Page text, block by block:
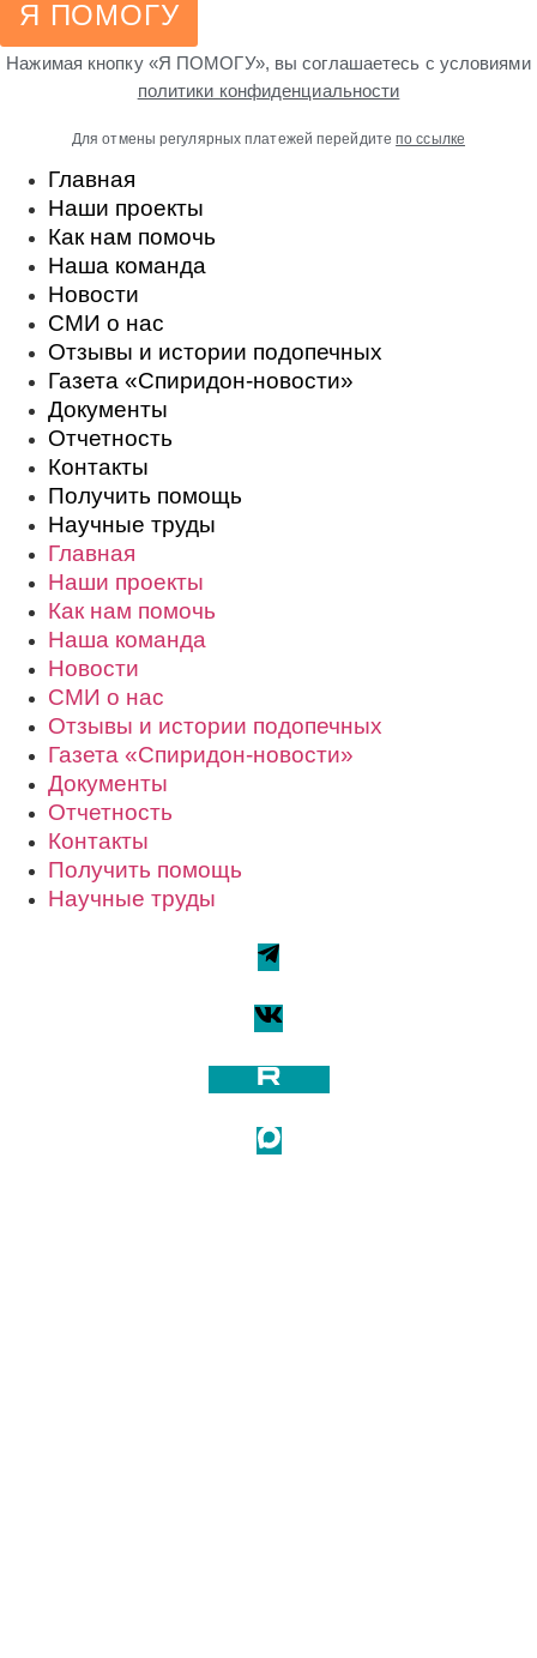
Я ПОМОГУ
Нажимая кнопку «Я ПОМОГУ», вы соглашаетесь с условиями
политики конфиденциальности
Для отмены регулярных платежей перейдитепо ссылке
Главная
Наши проекты
Как нам помочь
Наша команда
Новости
СМИ о нас
Отзывы и истории подопечных
Газета «Спиридон-новости»
Документы
Отчетность
Контакты
Получить помощь
Научные труды
Главная
Наши проекты
Как нам помочь
Наша команда
Новости
СМИ о нас
Отзывы и истории подопечных
Газета «Спиридон-новости»
Документы
Отчетность
Контакты
Получить помощь
Научные труды